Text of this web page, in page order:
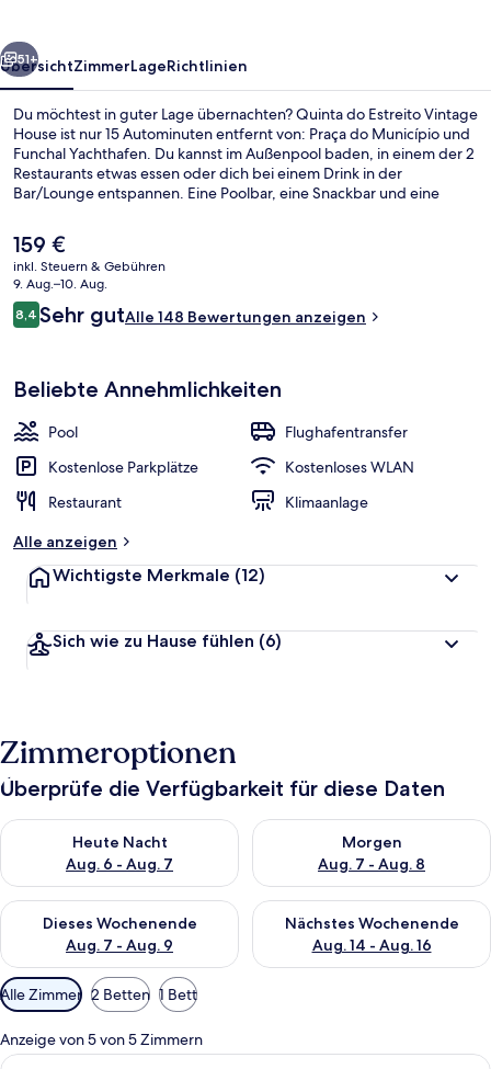
Weiter
51+
ÜbersichtZimmerLageRichtlinien
Du möchtest in guter Lage übernachten? Quinta do Estreito Vintage
House ist nur 15 Autominuten entfernt von: Praça do Município und
Funchal Yachthafen. Du kannst im Außenpool baden, in einem der 2
Restaurants etwas essen oder dich bei einem Drink in der
Bar/Lounge entspannen. Eine Poolbar, eine Snackbar und eine
das hilfsbereite Personal.
Der
aktuelle
Preis
beträgt
159 €.
159 €
inkl. Steuern & Gebühren
9. Aug.–10. Aug.
Bewertungen
8,48,4 von 10.
Sehr gutAlle 148 Bewertungen anzeigen
Beliebte Annehmlichkeiten
Pool
Flughafentransfer
Kostenlose Parkplätze
Kostenloses WLAN
Restaurant
Klimaanlage
Alle anzeigen
Wichtigste Merkmale (12)
Sich wie zu Hause fühlen (6)
Zimmeroptionen
Überprüfe die Verfügbarkeit für diese Daten
Heute Nacht
Aug. 6 - Aug. 7
Überprüfe die Verfügbarkeit für heute Nacht, Aug. 6 - Aug. 7.
Morgen
Aug. 7 - Aug. 8
Überprüfe die Verfügbarkeit
Dieses Wochenende
Aug. 7 - Aug. 9
Überprüfe die Verfügbarkeit für dieses Wochenende, Aug. 7
Nächstes Wochenende
Aug. 14 - Aug. 16
Überprüfe die Verfügbarkeit
Verfügbare
Filter
für
Zimmer
Alle Zimmer 2 Betten 1 Bett
Anzeige von 5 von 5 Zimmern